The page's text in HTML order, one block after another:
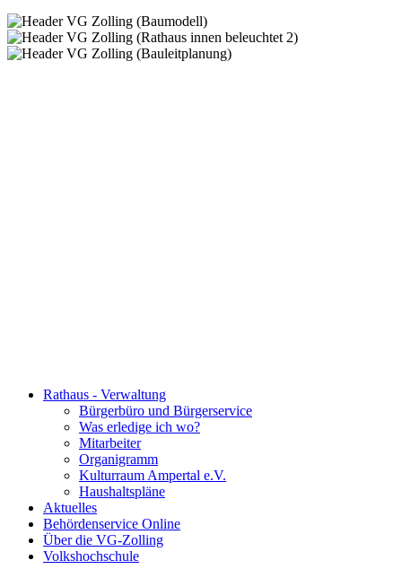
Rathaus - Verwaltung
Bürgerbüro und Bürgerservice
Was erledige ich wo?
Mitarbeiter
Organigramm
Kulturraum Ampertal e.V.
Haushaltspläne
Aktuelles
Behördenservice Online
Über die VG-Zolling
Volkshochschule